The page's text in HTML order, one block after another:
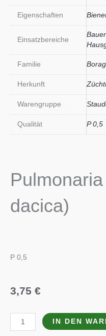
Eigenschaften
Einsatzbereiche
Familie
Herkunft
Warengruppe
Qualität P 0,5
dacica)
P 0,5
3,75 €
Pulmonaria
angustifolia
IN DEN